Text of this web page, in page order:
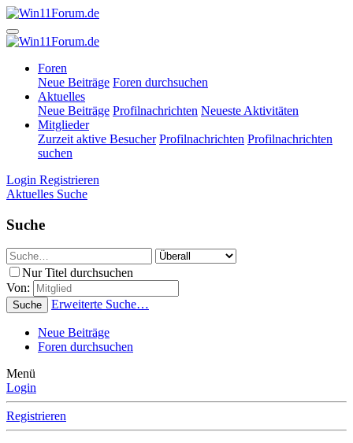
Foren
Neue Beiträge Foren durchsuchen
Aktuelles
Neue Beiträge Profilnachrichten Neueste Aktivitäten
Mitglieder
Zurzeit aktive Besucher Profilnachrichten Profilnachrichten
suchen
Login Registrieren
Aktuelles Suche
Suche
Nur Titel durchsuchen
Von:
Suche Erweiterte Suche…
Neue Beiträge
Foren durchsuchen
Menü
Login
Registrieren